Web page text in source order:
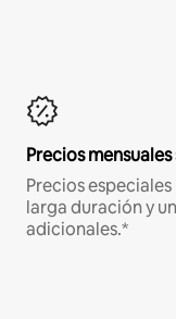
Precios
Precios
larga duración y
adicionales.*